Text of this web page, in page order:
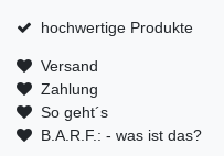
hochwertige Produkte
Versand
Zahlung
So geht´s
B.A.R.F.: - was ist das?